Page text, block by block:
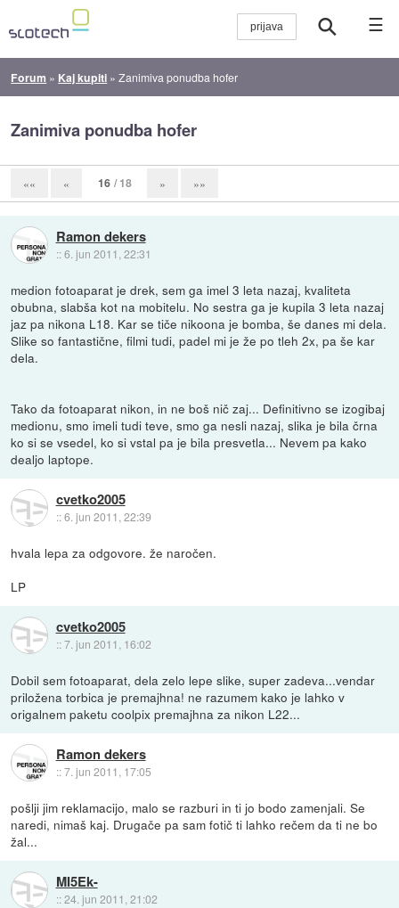
☰
Forum » Kaj kupiti »Zanimiva ponudba hofer
Zanimiva ponudba hofer
«« « 16 / 18 » »»
Ramon dekers
::6. jun 2011, 22:31
medion fotoaparat je drek, sem ga imel 3 leta nazaj, kvaliteta
obubna, slabša kot na mobitelu. No sestra ga je kupila 3 leta nazaj
jaz pa nikona L18. Kar se tiče nikoona je bomba, še danes mi dela.
Slike so fantastične, filmi tudi, padel mi je že po tleh 2x, pa še kar
dela.
Tako da fotoaparat nikon, in ne boš nič zaj... Definitivno se izogibaj
medionu, smo imeli tudi teve, smo ga nesli nazaj, slika je bila črna
ko si se vsedel, ko si vstal pa je bila presvetla... Nevem pa kako
dealjo laptope.
cvetko2005
::6. jun 2011, 22:39
hvala lepa za odgovore. že naročen.
LP
cvetko2005
::7. jun 2011, 16:02
Dobil sem fotoaparat, dela zelo lepe slike, super zadeva...vendar
priložena torbica je premajhna! ne razumem kako je lahko v
origalnem paketu coolpix premajhna za nikon L22...
Ramon dekers
::7. jun 2011, 17:05
pošlji jim reklamacijo, malo se razburi in ti jo bodo zamenjali. Se
naredi, nimaš kaj. Drugače pa sam fotič ti lahko rečem da ti ne bo
žal...
MI5Ek-
::24. jun 2011, 21:02